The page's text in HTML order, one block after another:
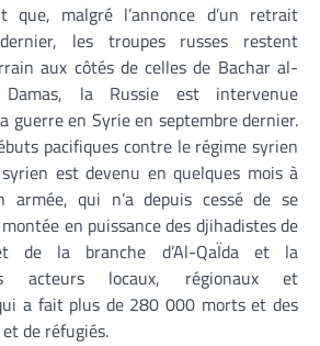
que, malgré l’annonce d’un retrait
les troupes russes restent
aux côtés de celles de Bachar al-
la Russie est intervenue
guerre en Syrie en septembre dernier.
pacifiques contre le régime syrien
est devenu en quelques mois à
armée, qui n’a depuis cessé de se
en puissance des djihadistes de
de la branche d’Al-QaÏda et la
acteurs locaux, régionaux et
a fait plus de 280 000 morts et des
de réfugiés.